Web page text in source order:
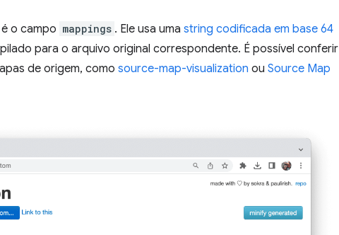
o campo mappings . Ele usa uma string codificada em base 64
para o arquivo original correspondente. É possível conferir
de origem, como source-map-visualization ou Source Map